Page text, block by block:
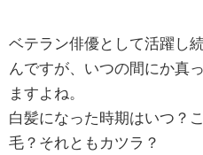
ベテラン俳優として活躍し
んですが、いつの間にか真
ますよね。
白髪になった時期はいつ？
毛？それともカツラ？